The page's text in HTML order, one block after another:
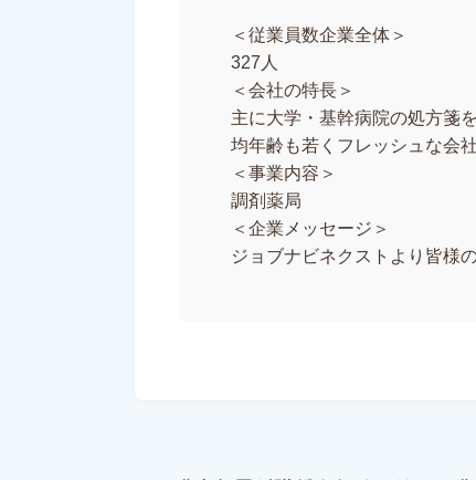
＜従業員数企業全体＞
327人
＜会社の特長＞
主に大学・基幹病院の処方箋
均年齢も若くフレッシュな会社
＜事業内容＞
調剤薬局
＜企業メッセージ＞
ジョブナビネクストより皆様